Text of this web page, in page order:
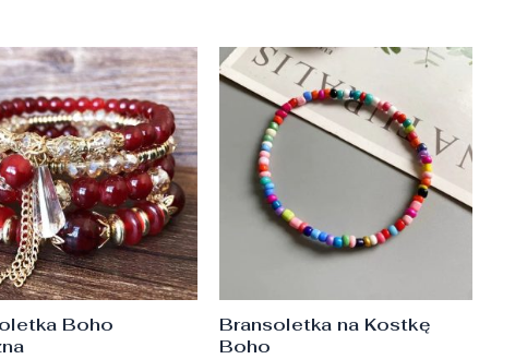
Boho
Bransoletka na Kostkę
Boho